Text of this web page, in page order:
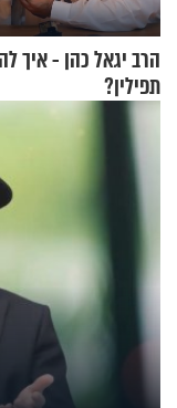
הרב יגאל כהן - איך
תפילין?